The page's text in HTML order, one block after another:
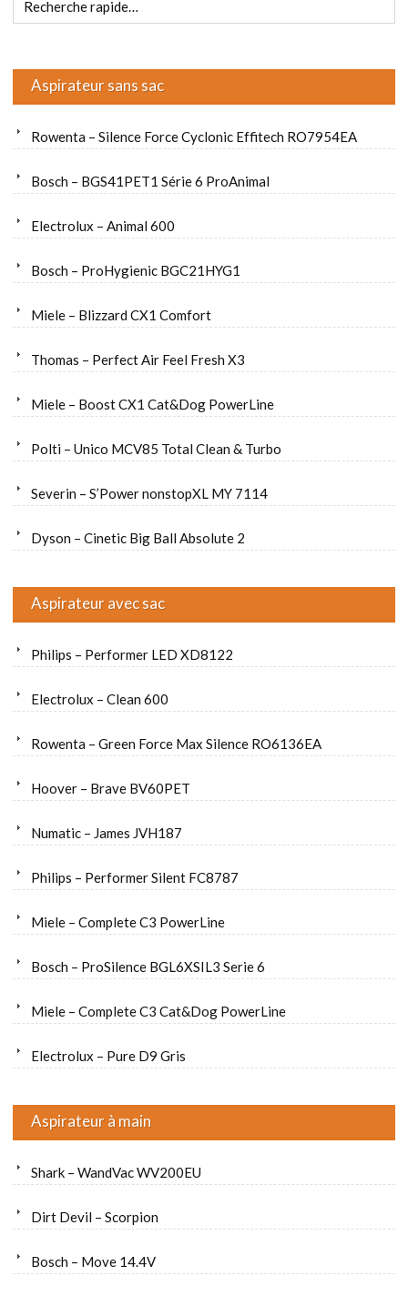
Aspirateur sans sac
Rowenta – Silence Force Cyclonic Effitech RO7954EA
Bosch – BGS41PET1 Série 6 ProAnimal
Electrolux – Animal 600
Bosch – ProHygienic BGC21HYG1
Miele – Blizzard CX1 Comfort
Thomas – Perfect Air Feel Fresh X3
Miele – Boost CX1 Cat&Dog PowerLine
Polti – Unico MCV85 Total Clean & Turbo
Severin – S’Power nonstopXL MY 7114
Dyson – Cinetic Big Ball Absolute 2
Aspirateur avec sac
Philips – Performer LED XD8122
Electrolux – Clean 600
Rowenta – Green Force Max Silence RO6136EA
Hoover – Brave BV60PET
Numatic – James JVH187
Philips – Performer Silent FC8787
Miele – Complete C3 PowerLine
Bosch – ProSilence BGL6XSIL3 Serie 6
Miele – Complete C3 Cat&Dog PowerLine
Electrolux – Pure D9 Gris
Aspirateur à main
Shark – WandVac WV200EU
Dirt Devil – Scorpion
Bosch – Move 14.4V